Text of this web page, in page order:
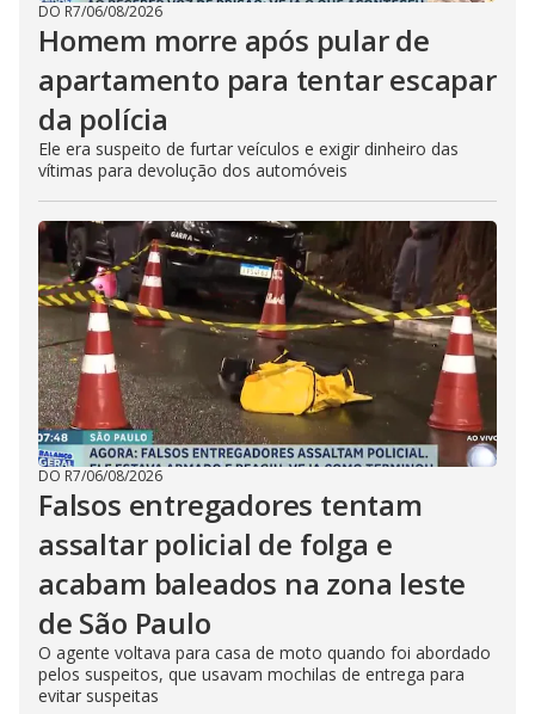
DO R7/06/08/2026
Homem morre após pular de
apartamento para tentar escapar
da polícia
Ele era suspeito de furtar veículos e exigir dinheiro das
vítimas para devolução dos automóveis
DO R7/06/08/2026
Falsos entregadores tentam
assaltar policial de folga e
acabam baleados na zona leste
de São Paulo
O agente voltava para casa de moto quando foi abordado
pelos suspeitos, que usavam mochilas de entrega para
evitar suspeitas